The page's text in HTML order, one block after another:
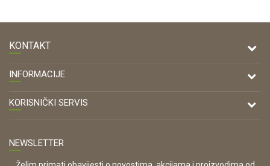
KONTAKT
DRVONA D.O.O.
Antuna Mihanovića 7,
47000 Karlovac
OIB:
INFORMACIJE
O nama
KORISNIČKI SERVIS
Zaštita privatnosti i osobnih podataka
Korištenje kolačića
NEWSLETTER